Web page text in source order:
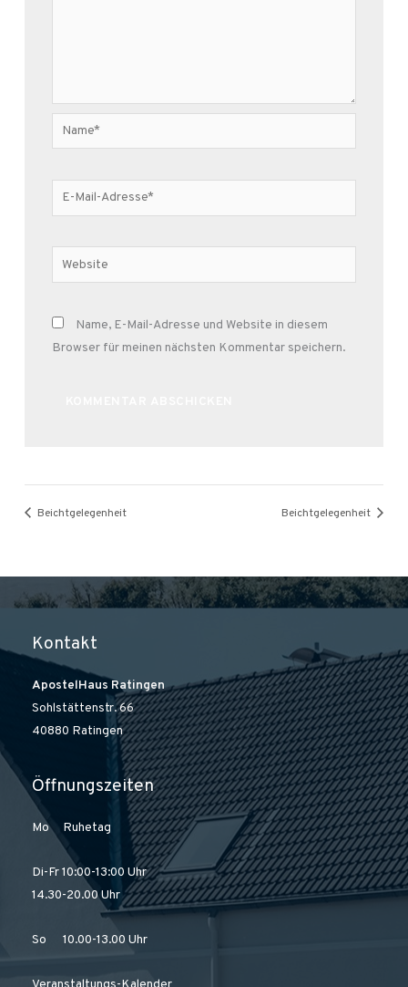
Name*
E-
Mail-
Website
Name, E-Mail-Adresse und Website in diesem
Browser für meinen nächsten Kommentar speichern.
Beichtgelegenheit Beichtgelegenheit
Kontakt
ApostelHaus Ratingen
Sohlstättenstr. 66
40880 Ratingen
Öffnungszeiten
Mo Ruhetag
Di-Fr 10:00-13:00 Uhr
14.30-20.00 Uhr
So 10.00-13.00 Uhr